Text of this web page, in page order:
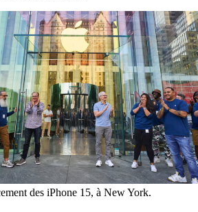
des iPhone 15, à New York.